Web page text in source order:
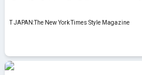
Magazin
T JAPAN:The New York Times Style Magazine